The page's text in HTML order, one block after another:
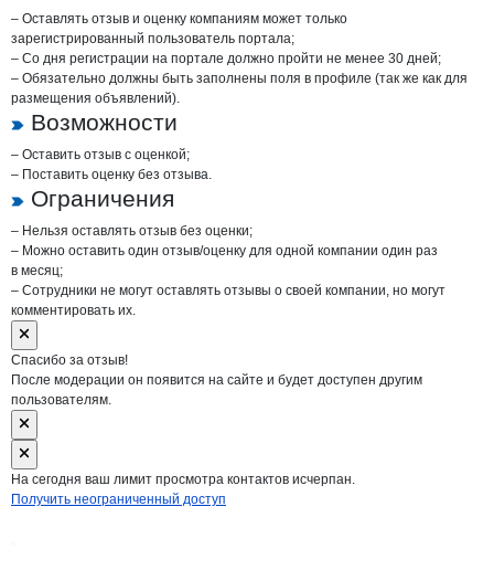
– Оставлять отзыв и оценку компаниям может только
зарегистрированный пользователь портала;
– Со дня регистрации на портале должно пройти не менее 30 дней;
– Обязательно должны быть заполнены поля в профиле (так же как для
размещения объявлений).
Возможности
– Оставить отзыв с оценкой;
– Поставить оценку без отзыва.
Ограничения
– Нельзя оставлять отзыв без оценки;
– Можно оставить один отзыв/оценку для одной компании один раз
в месяц;
– Сотрудники не могут оставлять отзывы о своей компании, но могут
комментировать их.
Спасибо за отзыв!
После модерации он появится на сайте и будет доступен другим
пользователям.
На сегодня ваш лимит просмотра контактов исчерпан.
Получить неограниченный доступ